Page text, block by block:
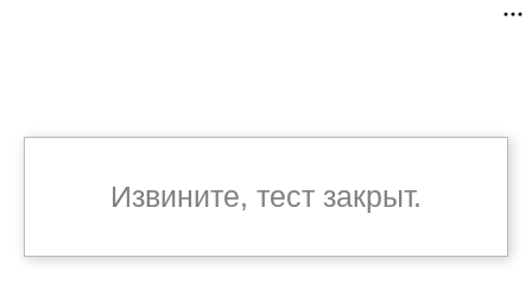
Извините, тест закрыт.